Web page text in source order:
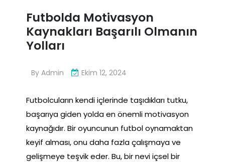
Futbolda Motivasyon
Kaynakları Başarılı Olmanın
Yolları
By Admin Ekim 12, 2024
Futbolcuların kendi içlerinde taşıdıkları tutku,
başarıya giden yolda en önemli motivasyon
kaynağıdır. Bir oyuncunun futbol oynamaktan
keyif alması, onu daha fazla çalışmaya ve
gelişmeye teşvik eder. Bu, bir nevi içsel bir